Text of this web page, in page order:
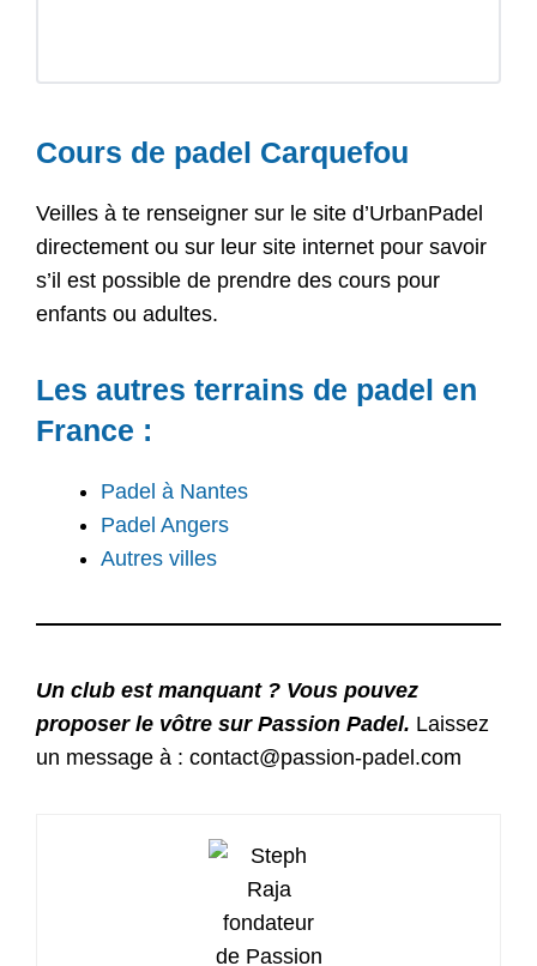
Cours de padel Carquefou
Veilles à te renseigner sur le site d’UrbanPadel
directement ou sur leur site internet pour savoir
s’il est possible de prendre des cours pour
enfants ou adultes.
Les autres terrains de padel en
France :
Padel à Nantes
Padel Angers
Autres villes
Un club est manquant ? Vous pouvez
proposer le vôtre sur Passion Padel. Laissez
un message à : contact@passion-padel.com